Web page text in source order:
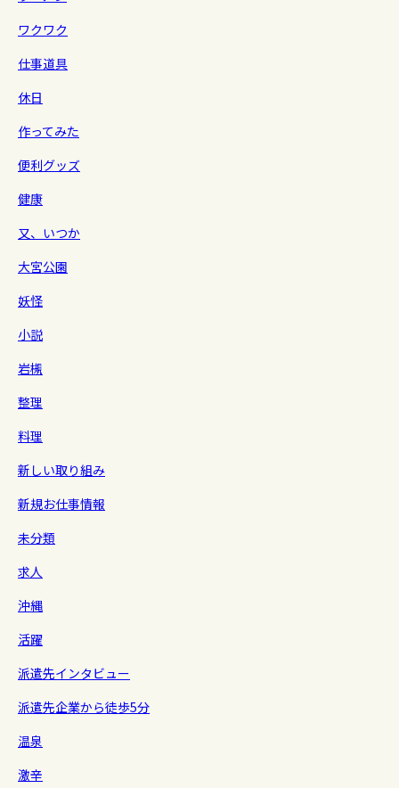
ワクワク
仕事道具
休日
作ってみた
便利グッズ
健康
又、いつか
大宮公園
妖怪
小説
岩槻
整理
料理
新しい取り組み
新規お仕事情報
未分類
求人
沖縄
活躍
派遣先インタビュー
派遣先企業から徒歩5分
温泉
激辛